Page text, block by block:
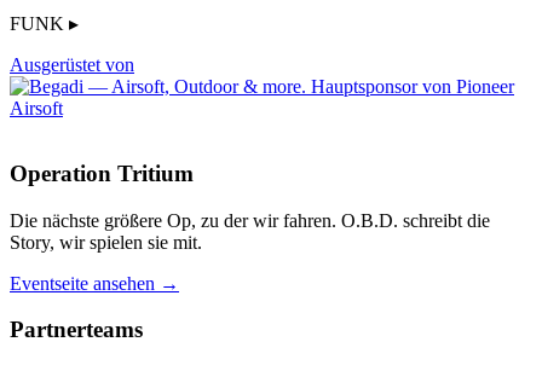
FUNK ▸
Ausgerüstet von
Operation Tritium
Die nächste größere Op, zu der wir fahren. O.B.D. schreibt die
Story, wir spielen sie mit.
Eventseite ansehen →
Partnerteams